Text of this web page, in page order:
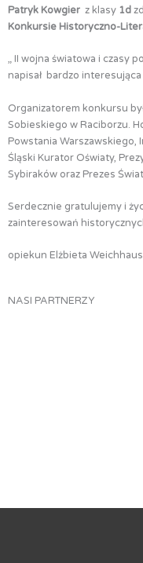
Patryk Kowgier z klasy 1d
Konkursie Historyczno-
„ II wojna światowa i czasy
napisał bardzo
Organizatorem konkursu
Sobieskiego w Raciborzu.
Powstania Warszawskiego,
Śląski Kurator Oświaty,
Sybiraków oraz Prezes
Serdecznie gratulujemy i
zainteresowań
opiekun Elżbieta
NASI PARTNERZY